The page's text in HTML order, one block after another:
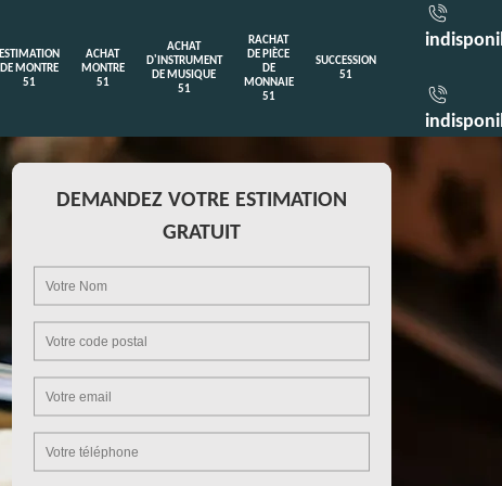
ESTIMATION
DE MONTRE
51
ACHAT
MONTRE
51
ACHAT
D'INSTRUMENT
DE MUSIQUE
51
RACHAT
DE PIÈCE
DE
MONNAIE
51
SUCCESSION
51
DEMANDEZ VOTRE ESTIMATION
GRATUIT